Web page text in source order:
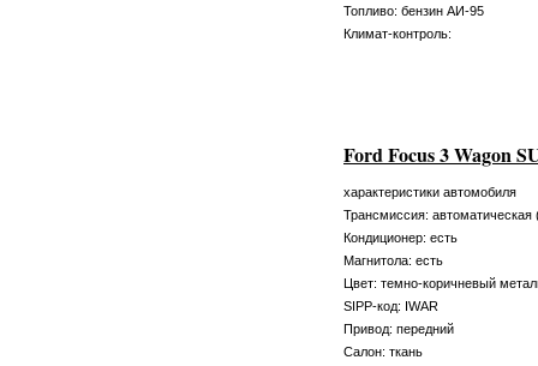
Топливо: бензин АИ-95
Климат-контроль:
Ford Focus 3 Wagon
характеристики автомобиля
Трансмиссия: автоматическая
Кондиционер: есть
Магнитола: есть
Цвет: темно-коричневый
SIPP-код: IWAR
Привод: передний
Салон: ткань